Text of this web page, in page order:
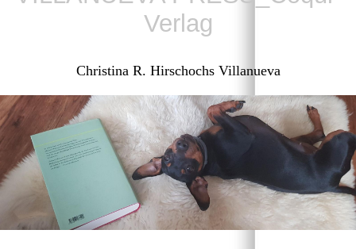
Verlag
Christina R. Hirschochs Villanueva